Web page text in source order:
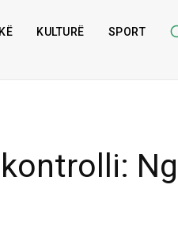
KULTURË SPORT